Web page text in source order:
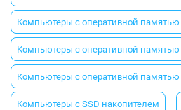
Компьютеры с оперативной памятью
Компьютеры с оперативной памятью
Компьютеры с оперативной памятью
Компьютеры с SSD накопителем